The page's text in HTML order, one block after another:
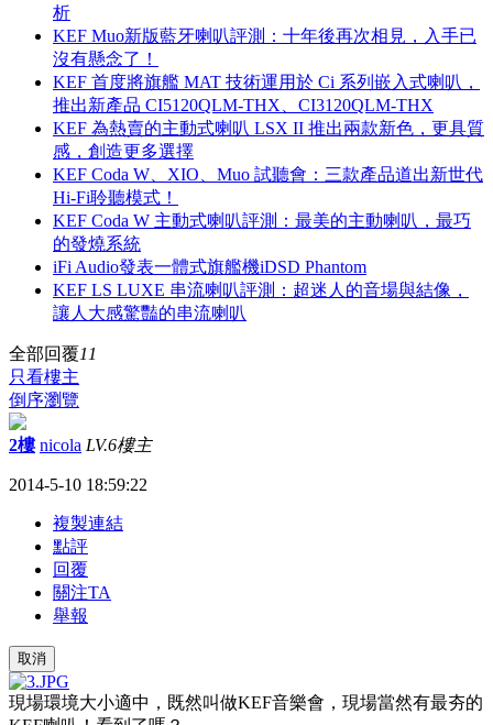
析
KEF Muo新版藍牙喇叭評測：十年後再次相見，入手已
沒有懸念了！
KEF 首度將旗艦 MAT 技術運用於 Ci 系列嵌入式喇叭，
推出新產品 CI5120QLM-THX、CI3120QLM-THX
KEF 為熱賣的主動式喇叭 LSX II 推出兩款新色，更具質
感，創造更多選擇
KEF Coda W、XIO、Muo 試聽會：三款產品道出新世代
Hi-Fi聆聽模式！
KEF Coda W 主動式喇叭評測：最美的主動喇叭，最巧
的發燒系統
iFi Audio發表一體式旗艦機iDSD Phantom
KEF LS LUXE 串流喇叭評測：超迷人的音場與結像，
讓人大感驚豔的串流喇叭
全部回覆11
只看樓主
倒序瀏覽
2樓 nicola LV.6樓主
2014-5-10 18:59:22
複製連結
點評
回覆
關注TA
舉報
取消
現場環境大小適中，既然叫做KEF音樂會，現場當然有最夯的